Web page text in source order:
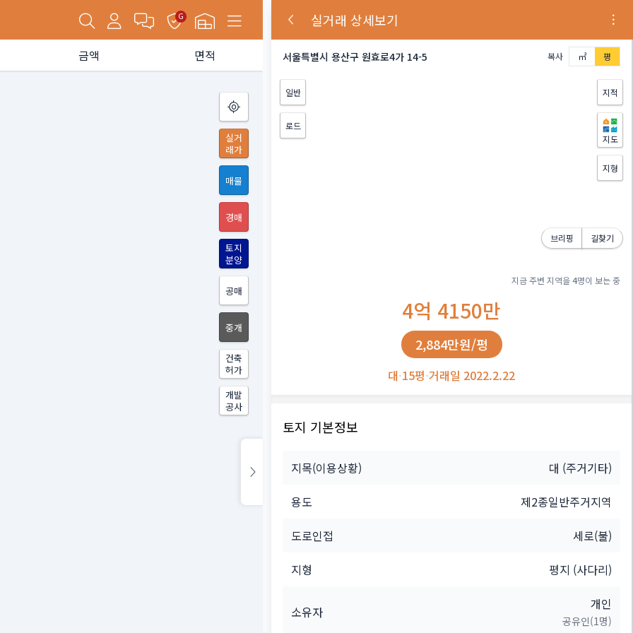
G
금액 면적
실거
래가
매물
경매
토지
분양
공매
중개
건축
허가
개발
공사
실거래 상세보기
서울특별시 용산구 원효로4가 14-5 복사 ㎡ 평
일반
로드
지적
지도
지형
브리핑 길찾기
지금 주변 지역을4명이 보는 중
4억 4150만
2,884만원/평
대·15평·거래일 2022.2.22
토지 기본정보
지목(이용상황) 대 (주거기타)
용도
제2종일반주거지역
도로인접
세로(불)
지형
평지 (사다리)
소유자 개인
공유인(1명)